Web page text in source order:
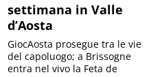
settimana in Valle
d’Aosta
GiocAosta prosegue tra le vie
del capoluogo; a Brissogne
entra nel vivo la Feta de